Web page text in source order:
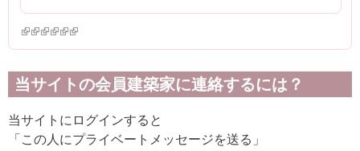
(link is external)
(link is external)
(link is external)
(link is external)
(link is external)
(link is external)
当サイトの会員建築家に連絡するには？
当サイトにログインすると
「この人にプライベートメッセージを送る」